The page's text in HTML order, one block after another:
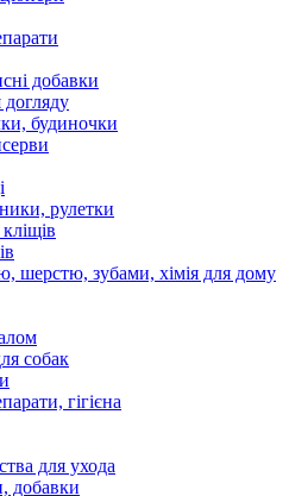
добавки
догляду
будиночки
рулетки
шерстю, зубами, хімія для дому
собак
гігієна
для ухода
добавки